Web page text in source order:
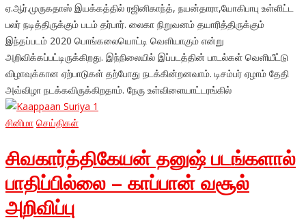
ஏ.ஆர்.முருகதாஸ் இயக்கத்தில் ரஜினிகாந்த், நயன்தாரா,யோகிபாபு உள்ளிட்ட
பலர் நடித்திருக்கும் படம் தர்பார். லைகா நிறுவனம் தயாரித்திருக்கும்
இந்தப்படம் 2020 பொங்கலையொட்டி வெளியாகும் என்று
அறிவிக்கப்பட்டிருக்கிறது. இந்நிலையில் இப்படத்தின் பாடல்கள் வெளியீட்டு
விழாவுக்கான ஏற்பாடுகள் தற்போது நடக்கின்றனவாம். டிசம்பர் ஏழாம் தேதி
அவ்விழா நடக்கவிருக்கிறதாம். நேரு உள்விளையாட்டரங்கில்
சினிமா செய்திகள்
சிவகார்த்திகேயன் தனுஷ் படங்களால்
பாதிப்பில்லை – காப்பான் வசூல்
அறிவிப்பு